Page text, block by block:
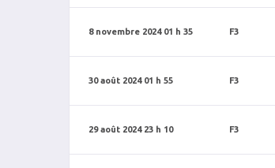
8 novembre 2024 01 h 35 F3
30 août 2024 01 h 55 F3
29 août 2024 23 h 10 F3